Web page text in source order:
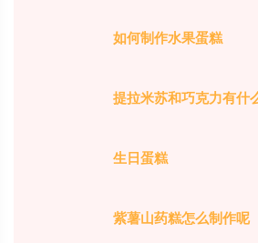
如何制作水果蛋糕
提拉米苏和巧克力有什
生日蛋糕
紫薯山药糕怎么制作呢